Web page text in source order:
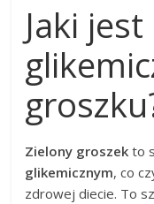
Jaki
Zielony groszek to
glikemicznym, co
zdrowej diecie. To